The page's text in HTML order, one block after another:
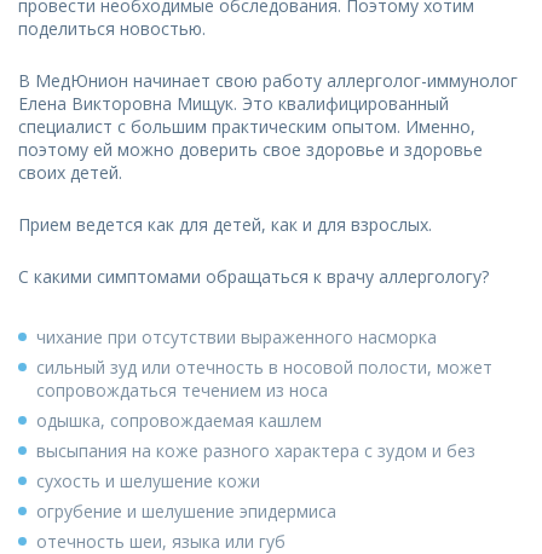
провести необходимые обследования. Поэтому хотим
поделиться новостью.
В МедЮнион начинает свою работу аллерголог-иммунолог
Елена Викторовна Мищук. Это квалифицированный
специалист с большим практическим опытом. Именно,
поэтому ей можно доверить свое здоровье и здоровье
своих детей.
Прием ведется как для детей, как и для взрослых.
С какими симптомами обращаться к врачу аллергологу?
чихание при отсутствии выраженного насморка
сильный зуд или отечность в носовой полости, может
сопровождаться течением из носа
одышка, сопровождаемая кашлем
высыпания на коже разного характера с зудом и без
сухость и шелушение кожи
огрубение и шелушение эпидермиса
отечность шеи, языка или губ